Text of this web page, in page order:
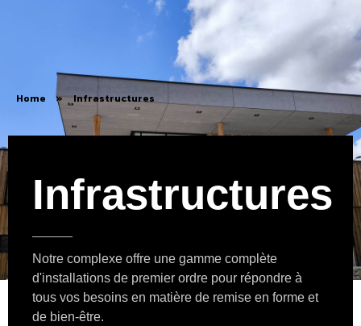
Home » Infrastructures
Infrastructures
Notre complexe offre une gamme complète
d'installations de premier ordre pour répondre à
tous vos besoins en matière de remise en forme et
de bien-être.